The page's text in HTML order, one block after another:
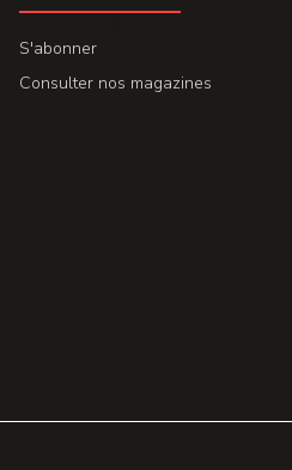
S'abonner
Consulter nos magazines